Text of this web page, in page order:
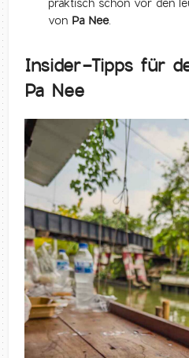
von Pa Nee.
Insider-Tipps für
Pa Nee